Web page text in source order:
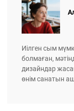
Иілген сым
болмаған,
дизайндар
өнім санатын